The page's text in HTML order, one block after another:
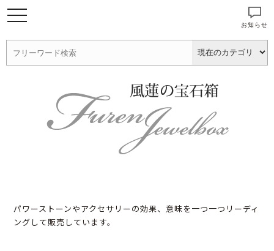
パワーストーンやアクセサリーの効果、意味を一つ一つリーディ
ングして販売しています。
お知らせ